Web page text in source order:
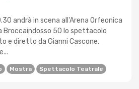
andrà in scena all'Arena Orfeonica
Broccaindosso 50 lo spettacolo
e diretto da Gianni Cascone.
Mostra Spettacolo Teatrale